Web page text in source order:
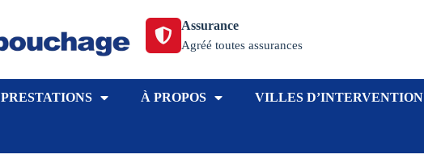
Assurance
Agréé toutes assurances
PRESTATIONS À PROPOS VILLES D’INTERVENTION